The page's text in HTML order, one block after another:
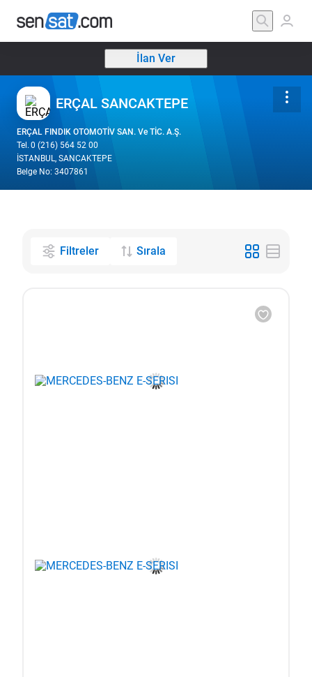
İlan Ver
ERÇAL SANCAKTEPE
ERÇAL FINDIK OTOMOTİV SAN. Ve TİC. A.Ş.
Tel. 0 (216) 564 52 00
İSTANBUL, SANCAKTEPE
Belge No: 3407861
Filtreler Sırala